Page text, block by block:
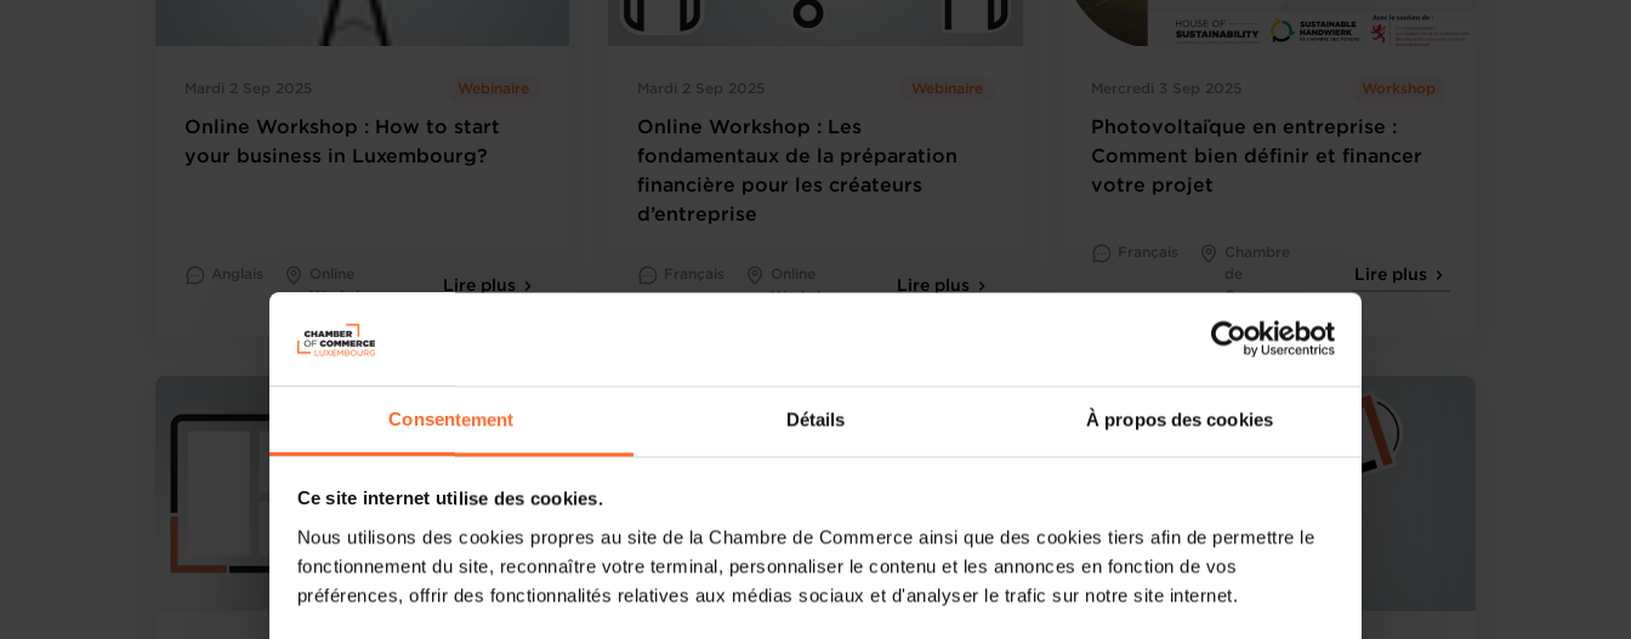
Consentement Détails À propos des cookies
Ce site internet utilise des cookies.
Nous utilisons des cookies propres au site de la Chambre de Commerce ainsi que des cookies tiers afin de permettre le
fonctionnement du site, reconnaître votre terminal, personnaliser le contenu et les annonces en fonction de vos
préférences, offrir des fonctionnalités relatives aux médias sociaux et d'analyser le trafic sur notre site internet.
Mardi 2 Sep 2025 Webinaire
Online Workshop : How to start
your business in Luxembourg?
Anglais
Online
Workshop
Lire plus
Mardi 2 Sep 2025 Webinaire
Online Workshop : Les
fondamentaux de la préparation
financière pour les créateurs
d’entreprise
Français
Online
Workshop
Lire plus
Mercredi 3 Sep 2025 Workshop
Photovoltaïque en entreprise :
Comment bien définir et financer
votre projet
Français
Chambre
de
Commerce
Lire plus